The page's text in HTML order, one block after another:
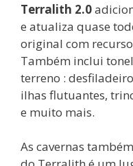
Terralith 2.0
e atualiza quase
original com
Também inclui
terreno :
ilhas flutuantes,
e muito mais.
As cavernas